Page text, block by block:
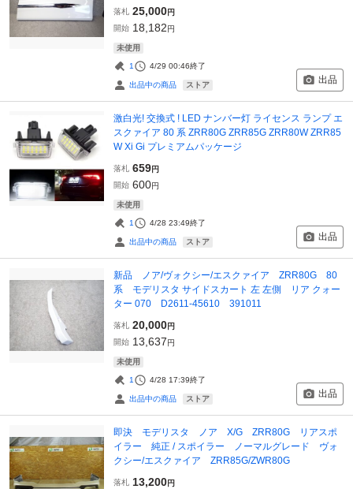
落札 25,000円
開始 18,182円
未使用
1 4/29 00:46終了
出品中の商品 ストア 出品
激白光! 交換式 ! LED ナンバー灯 ライセンス ランプ エ
スクァイア 80 系 ZRR80G ZRR85G ZRR80W ZRR85
W Xi Gi プレミアムパッケージ
落札 659円
開始 600円
未使用
1 4/28 23:49終了
出品中の商品 ストア 出品
新品 ノア/ヴォクシー/エスクァイア ZRR80G 80
系 モデリスタ サイドスカート 左 左側 リア クォー
ター 070 D2611-45610 391011
落札 20,000円
開始 13,637円
未使用
1 4/28 17:39終了
出品中の商品 ストア 出品
即決 モデリスタ ノア X/G ZRR80G リアスポ
イラー 純正 / スポイラー ノーマルグレード ヴォ
クシー/エスクァイア ZRR85G/ZWR80G
落札 13,200円